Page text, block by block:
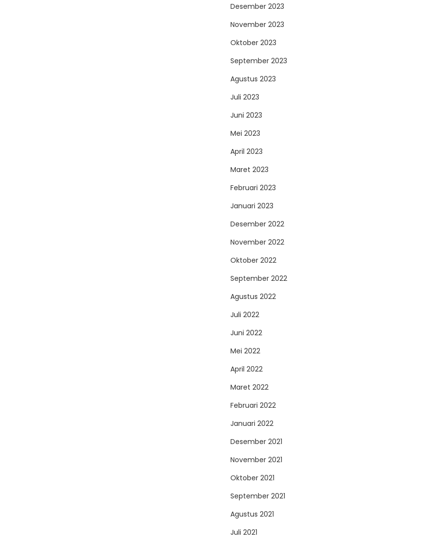
Desember 2023
November 2023
Oktober 2023
September 2023
Agustus 2023
Juli 2023
Juni 2023
Mei 2023
April 2023
Maret 2023
Februari 2023
Januari 2023
Desember 2022
November 2022
Oktober 2022
September 2022
Agustus 2022
Juli 2022
Juni 2022
Mei 2022
April 2022
Maret 2022
Februari 2022
Januari 2022
Desember 2021
November 2021
Oktober 2021
September 2021
Agustus 2021
Juli 2021